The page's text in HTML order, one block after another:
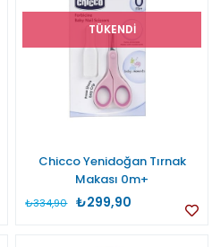
TÜKENDI
Chicco Yenidoğan Tırnak
Makası 0m+
₺299,90
₺334,90